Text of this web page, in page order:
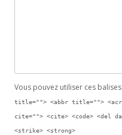
Vous pouvez utiliser ces
title=""> <abbr title="">
cite=""> <cite> <code> <del
<strike> <strong>